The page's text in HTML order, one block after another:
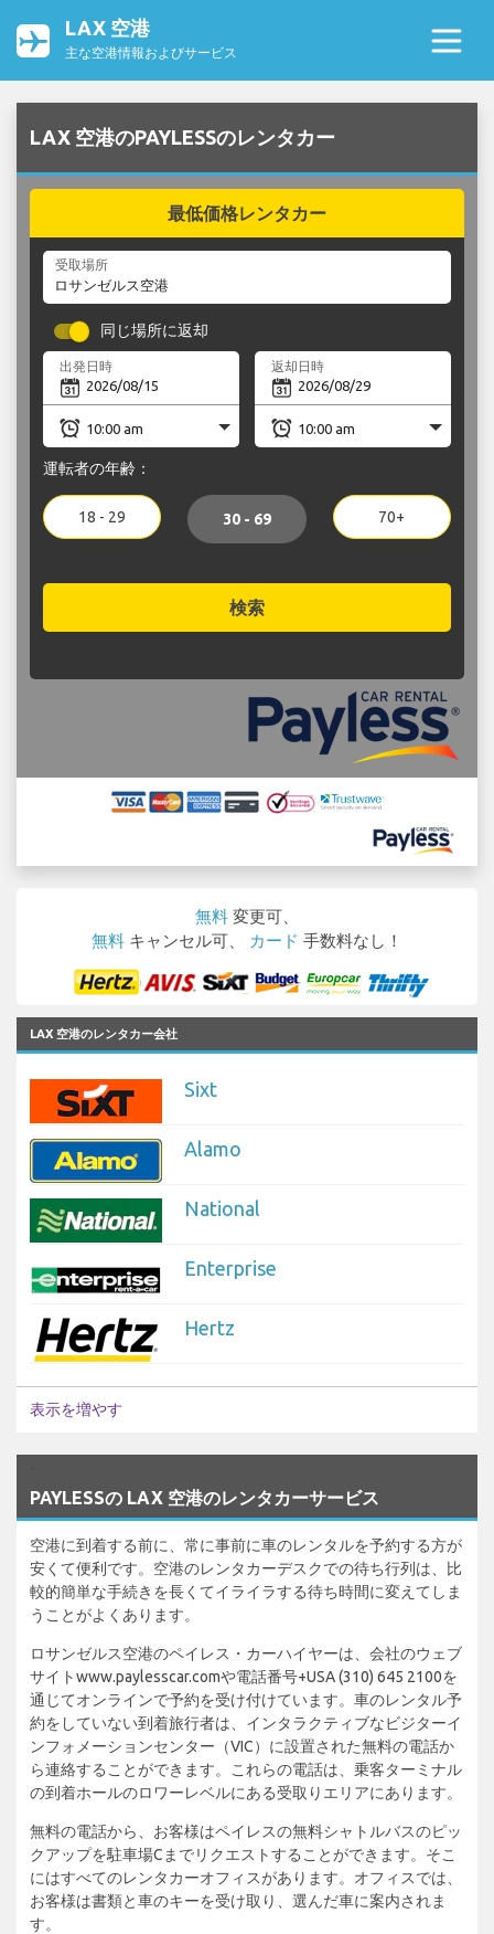
LAX 空港
主な空港情報およびサービス
LAX 空港のPAYLESSのレンタカー
最低価格レンタカー
受取場所
同じ場所に返却
出発日時 返却日時
運転者の年齢：
18 - 29 30 - 69 70+
検索
無料 変更可、
無料 キャンセル可、 カード 手数料なし！
LAX 空港のレンタカー会社
Sixt
Alamo
National
Enterprise
Hertz
表示を増やす
PAYLESSの LAX 空港のレンタカーサービス
空港に到着する前に、常に事前に車のレンタルを予約する方が
安くて便利です。空港のレンタカーデスクでの待ち行列は、比
較的簡単な手続きを長くてイライラする待ち時間に変えてしま
うことがよくあります。
ロサンゼルス空港のペイレス・カーハイヤーは、会社のウェブ
サイトwww.paylesscar.comや電話番号+USA (310) 645 2100を
通じてオンラインで予約を受け付けています。車のレンタル予
約をしていない到着旅行者は、インタラクティブなビジターイ
ンフォメーションセンター（VIC）に設置された無料の電話か
ら連絡することができます。これらの電話は、乗客ターミナル
の到着ホールのロワーレベルにある受取りエリアにあります。
無料の電話から、お客様はペイレスの無料シャトルバスのピッ
クアップを駐車場Cまでリクエストすることができます。そこ
にはすべてのレンタカーオフィスがあります。オフィスでは、
お客様は書類と車のキーを受け取り、選んだ車に案内されま
す。